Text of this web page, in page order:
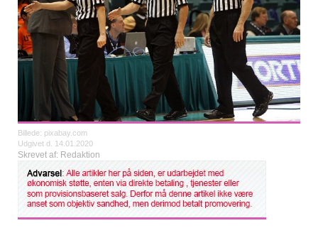
Billede: pixabay.com
Udgivet d. 14.01.2020
Skrevet af: Redaktion